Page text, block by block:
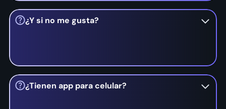
asesores disponibles para ayudarte en cualquier
momento, nuestra misión es ayudarte a vender
¿Y si no me gusta?
No te preocupes, estamos seguros que te va a
encantar Leadsales, en caso de que no, puedes
suspender el servicio en cualquier momento,
¿Tienen app para celular?